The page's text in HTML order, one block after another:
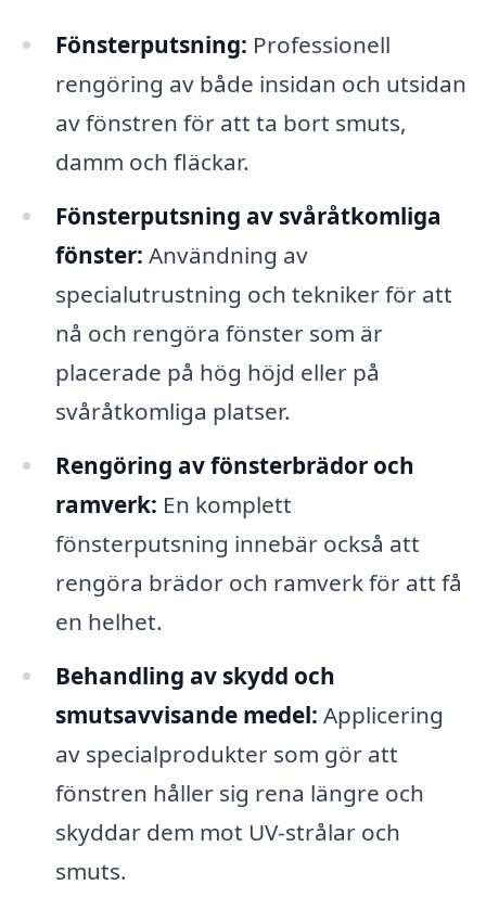
Fönsterputsning: Professionell
rengöring av både insidan och utsidan
av fönstren för att ta bort smuts,
damm och fläckar.
Fönsterputsning av svåråtkomliga
fönster: Användning av
specialutrustning och tekniker för att
nå och rengöra fönster som är
placerade på hög höjd eller på
svåråtkomliga platser.
Rengöring av fönsterbrädor och
ramverk: En komplett
fönsterputsning innebär också att
rengöra brädor och ramverk för att få
en helhet.
Behandling av skydd och
smutsavvisande medel: Applicering
av specialprodukter som gör att
fönstren håller sig rena längre och
skyddar dem mot UV-strålar och
smuts.